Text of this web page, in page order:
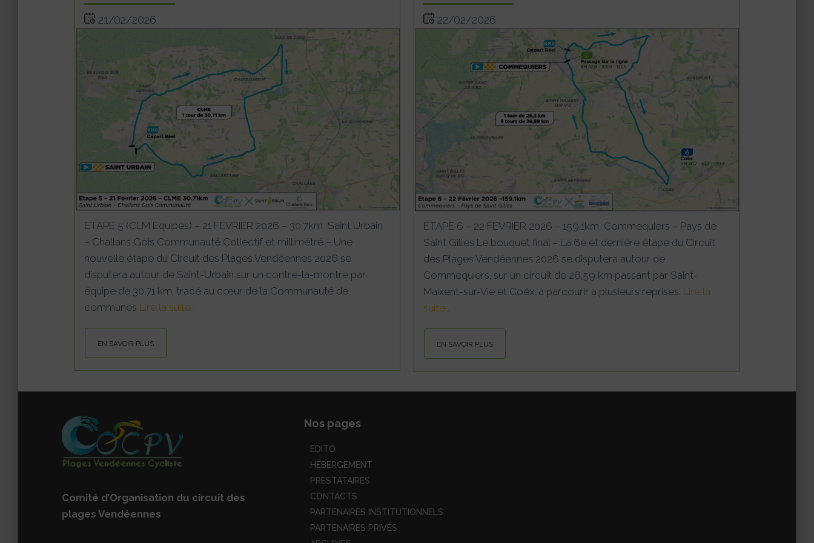
21/02/2026
ETAPE 5 (CLM Equipes) – 21 FEVRIER 2026 – 30,7km Saint Urbain
– Challans Gois Communauté Collectif et millimétré – Une
nouvelle étape du Circuit des Plages Vendéennes 2026 se
disputera autour de Saint-Urbain sur un contre-la-montre par
équipe de 30,71 km, tracé au cœur de la Communauté de
communes Lire la suite…
EN SAVOIR PLUS
22/02/2026
ETAPE 6 – 22 FEVRIER 2026 – 159.1km Commequiers – Pays de
Saint Gilles Le bouquet final – La 6e et dernière étape du Circuit
des Plages Vendéennes 2026 se disputera autour de
Commequiers, sur un circuit de 26,59 km passant par Saint-
Maixent-sur-Vie et Coëx, à parcourir à plusieurs reprises. Lire la
suite…
EN SAVOIR PLUS
Comité d’Organisation du circuit des
plages Vendéennes
Nos pages
EDITO
HÉBERGEMENT
PRESTATAIRES
CONTACTS
PARTENAIRES INSTITUTIONNELS
PARTENAIRES PRIVÉS